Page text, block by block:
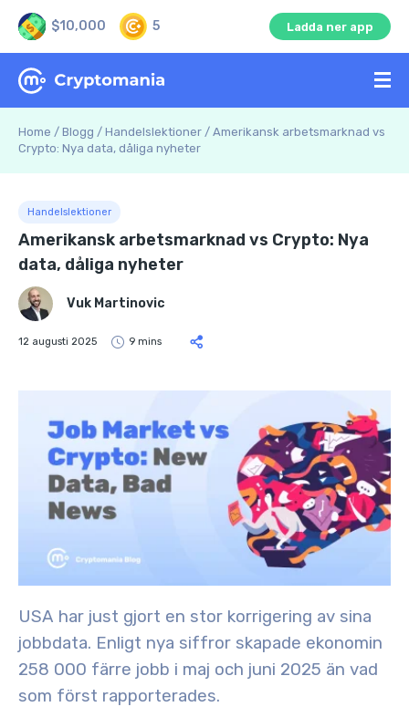
$10,000 5 Ladda ner app
Home / Blogg / Handelslektioner / Amerikansk arbetsmarknad vs
Crypto: Nya data, dåliga nyheter
Handelslektioner
Amerikansk arbetsmarknad vs Crypto: Nya
data, dåliga nyheter
Vuk Martinovic
12 augusti 2025 9 mins
USA har just gjort en stor korrigering av sina
jobbdata. Enligt nya siffror skapade ekonomin
258 000 färre jobb i maj och juni 2025 än vad
som först rapporterades.